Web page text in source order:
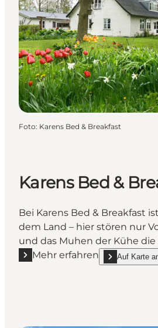
Foto: Karens Bed & Breakfast
Karens Bed &
Bei Karens Bed & Breakfast
dem Land – hier stören nur
und das Muhen der Kühe die
Mehr erfahren
Mehr erfahren "Karens Bed &
Auf Karte
show Karens